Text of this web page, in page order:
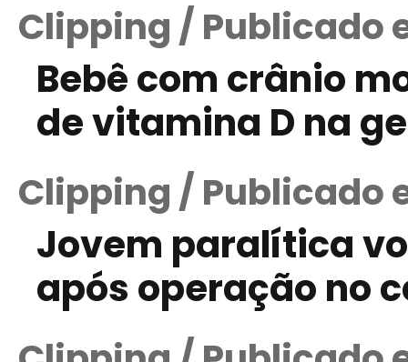
Clipping / Publicado
Bebê com crânio
de vitamina D na
Clipping / Publicado
Jovem paralítica
após operação no